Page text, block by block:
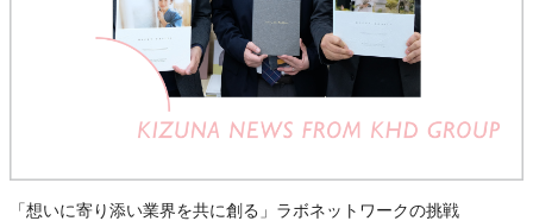
「想いに寄り添い業界を共に創る」ラボネットワークの挑戦